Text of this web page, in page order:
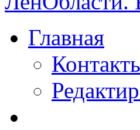
Главная